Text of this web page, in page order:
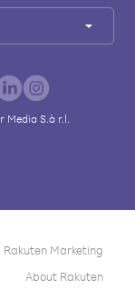
Media S.à r.l.
Rakuten Marketing
About Rakuten